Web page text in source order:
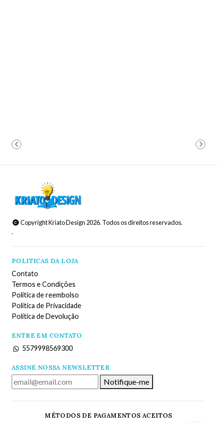
Copyright Kriato Design 2026. Todos os direitos reservados.
.
POLITICAS DA LOJA
Contato
Termos e Condições
Politica de reembolso
Política de Privacidade
Política de Devolução
ENTRE EM CONTATO
5579998569300
ASSINE NOSSA NEWSLETTER
Notifique-me
MÉTODOS DE PAGAMENTOS ACEITOS